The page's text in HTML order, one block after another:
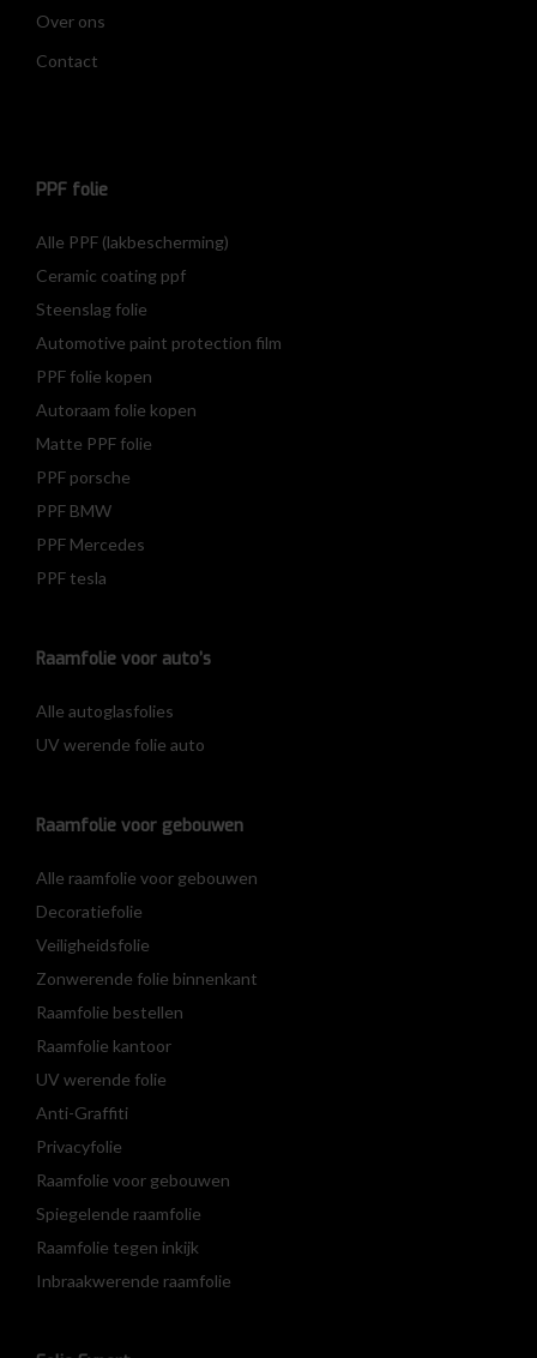
Over ons
Contact
PPF folie
Alle PPF (lakbescherming)
Ceramic coating ppf
Steenslag folie
Automotive paint protection film
PPF folie kopen
Autoraam folie kopen
Matte PPF folie
PPF porsche
PPF BMW
PPF Mercedes
PPF tesla
Raamfolie voor auto’s
Alle autoglasfolies
UV werende folie auto
Raamfolie voor gebouwen
Alle raamfolie voor gebouwen
Decoratiefolie
Veiligheidsfolie
Zonwerende folie binnenkant
Raamfolie bestellen
Raamfolie kantoor
UV werende folie
Anti-Graffiti
Privacyfolie
Raamfolie voor gebouwen
Spiegelende raamfolie
Raamfolie tegen inkijk
Inbraakwerende raamfolie